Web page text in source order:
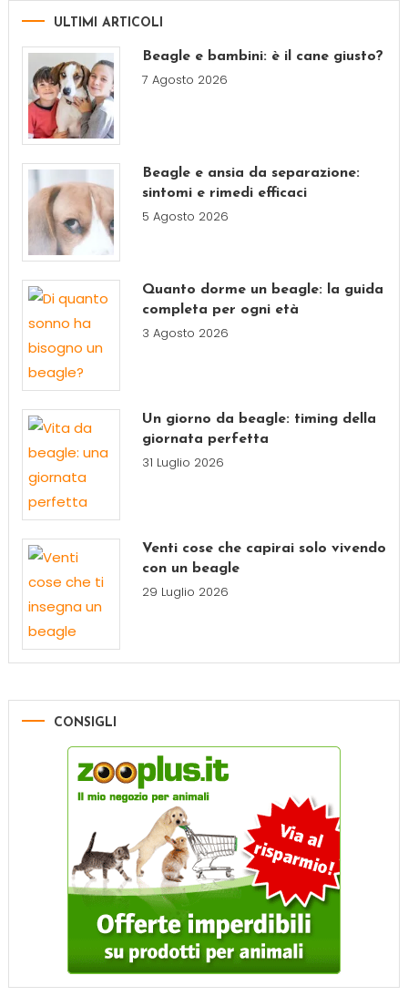
ULTIMI ARTICOLI
Beagle e bambini: è il cane giusto?
7 Agosto 2026
Beagle e ansia da separazione:
sintomi e rimedi efficaci
5 Agosto 2026
Quanto dorme un beagle: la guida
completa per ogni età
3 Agosto 2026
Un giorno da beagle: timing della
giornata perfetta
31 Luglio 2026
Venti cose che capirai solo vivendo
con un beagle
29 Luglio 2026
CONSIGLI